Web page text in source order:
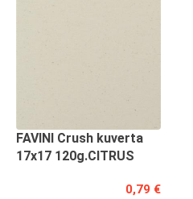
FAVINI Crush kuverta
17x17 120g.CITRUS
0,79 €